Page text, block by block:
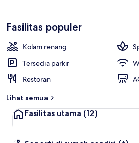
Fasilitas populer
Kolam renang
Tersedia parkir
Restoran
Lihat semua
Fasilitas utama (12)